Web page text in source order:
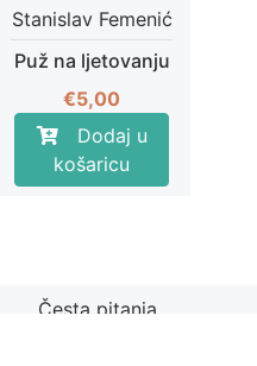
Stanislav Femenić
Puž na ljetovanju
€5,00
Dodaj u
košaricu
Česta pitanja